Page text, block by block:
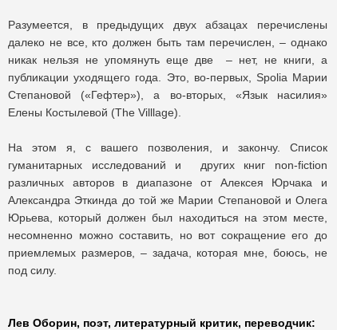
Разумеется, в предыдущих двух абзацах перечислены
далеко не все, кто должен быть там перечислен, – однако
никак нельзя не упомянуть еще две – нет, не книги, а
публикации уходящего года. Это, во-первых, Spolia Марии
Степановой («Гефтер»), а во-вторых, «Язык насилия»
Елены Костылевой (The Villlage).
На этом я, с вашего позволения, и закончу. Список
гуманитарных исследований и других книг non-fiction
различных авторов в диапазоне от Алексея Юрчака и
Александра Эткинда до той же Марии Степановой и Олега
Юрьева, который должен был находиться на этом месте,
несомненно можно составить, но вот сокращение его до
приемлемых размеров, – задача, которая мне, боюсь, не
под силу.
Лев Оборин, поэт, литературный критик, переводчик: